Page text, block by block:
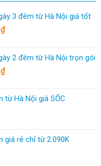
3 đêm từ Hà Nội giá tốt
₫
2 đêm từ Hà Nội trọn gói
₫
từ Hà Nội giá SỐC
giá rẻ chỉ từ 2.090K